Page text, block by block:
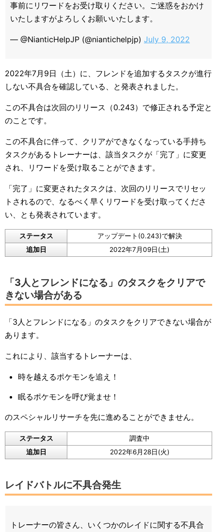
事前にリワードをお受け取りください。ご迷惑をおかけ
いたしますがよろしくお願いいたします。
— @NianticHelpJP (@niantichelpjp) July 9, 2022
2022年7月9日（土）に、フレンドを追加するタスクが進行
しない不具合を確認している、と発表されました。
この不具合は次回のリリース（0.243）で修正される予定と
のことです。
この不具合に伴って、クリアができなくなっている手持ち
タスクがあるトレーナーは、該当タスクが「完了」に変更
され、リワードを受け取ることができます。
「完了」に変更されたタスクは、次回のリリースでリセッ
トされるので、なるべく早くリワードを受け取ってくださ
い、とも発表されています。
ステータス
アップデート(0.243)で解決
追加日
2022年7月09日(土)
「3人とフレンドになる」のタスクをクリアで
きない場合がある
「3人とフレンドになる」のタスクをクリアできない場合が
あります。
これにより、該当するトレーナーは、
時を越えるポケモンを追え！
眠るポケモンを呼び覚ませ！
のスペシャルリサーチを先に進めることができません。
ステータス
調査中
追加日
2022年6月28日(火)
レイドバトルに不具合発生
トレーナーの皆さん、いくつかのレイドに関する不具合